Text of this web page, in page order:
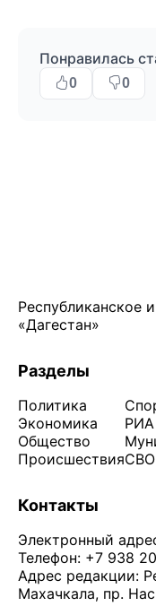
Понравилась
0 0
Республиканское
«Дагестан»
Разделы
Политика
Экономика
Общество
Происшествия
РИА
СВО
Контакты
Электронный
Телефон: +7 938
Адрес редакции:
Махачкала, пр.